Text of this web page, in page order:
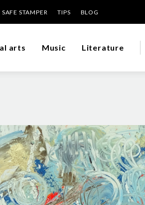
SAFE STAMPER TIPS BLOG
arts Music Literature